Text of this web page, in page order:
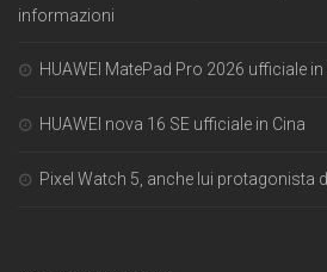
informazioni
HUAWEI MatePad Pro 2026 ufficiale in
HUAWEI nova 16 SE ufficiale in Cina
Pixel Watch 5, anche lui protagonista